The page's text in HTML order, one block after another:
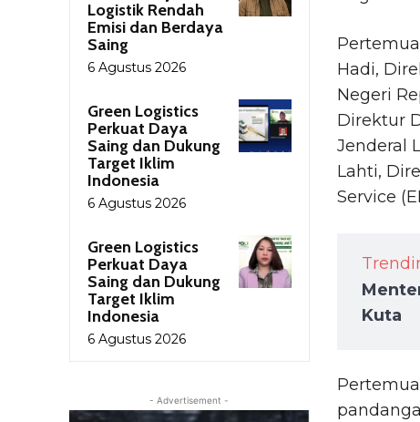
Logistik Rendah
Emisi dan Berdaya
Saing
6 Agustus 2026
Green Logistics
Perkuat Daya
Saing dan Dukung
Target Iklim
Indonesia
6 Agustus 2026
Green Logistics
Perkuat Daya
Saing dan Dukung
Target Iklim
Indonesia
6 Agustus 2026
- Advertisement -
Hadi,
Negeri
Direktur
Jenderal
Lahti,
Service
Kuta